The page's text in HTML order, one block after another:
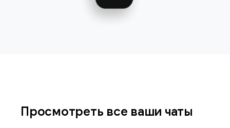
Просмотреть все ваши чаты